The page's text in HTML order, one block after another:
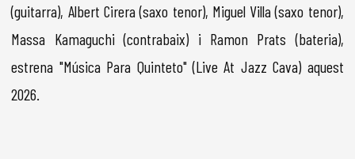
(guitarra), Albert Cirera (saxo tenor), Miguel Villa (saxo tenor),
Massa Kamaguchi (contrabaix) i Ramon Prats (bateria),
estrena "Música Para Quinteto" (Live At Jazz Cava) aquest
2026.